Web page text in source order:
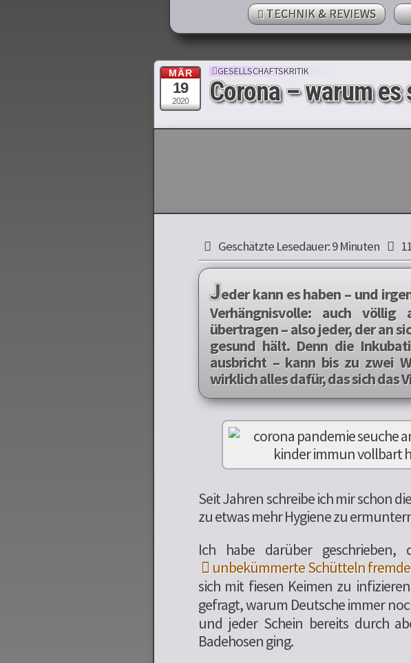
TECHNIK & REVIEWS
MÄR
19
2020
GESELLSCHAFTSKRITIK
Corona – warum
Geschätzte Lesedauer: 9 Minuten
Jeder kann es haben – und
Verhängnisvolle: auch völlig
übertragen – also jeder, der an
gesund hält. Denn die
ausbricht – kann bis zu zwei
wirklich alles dafür, das sich das
Seit Jahren schreibe ich mir schon
zu etwas mehr Hygiene zu
Ich habe darüber
unbekümmerte Schütteln
sich mit fiesen Keimen zu
gefragt, warum Deutsche immer
und jeder Schein bereits durch
Badehosen ging.